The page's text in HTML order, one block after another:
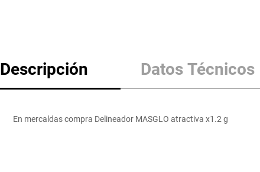
Descripción Datos Técnicos
En mercaldas compra Delineador MASGLO atractiva x1.2 g